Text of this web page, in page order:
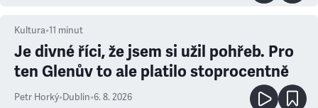
Kultura•11 minut
Je divné říci, že jsem si užil pohřeb. Pro
ten Glenův to ale platilo stoprocentně
Petr Horký•Dublin•6. 8. 2026